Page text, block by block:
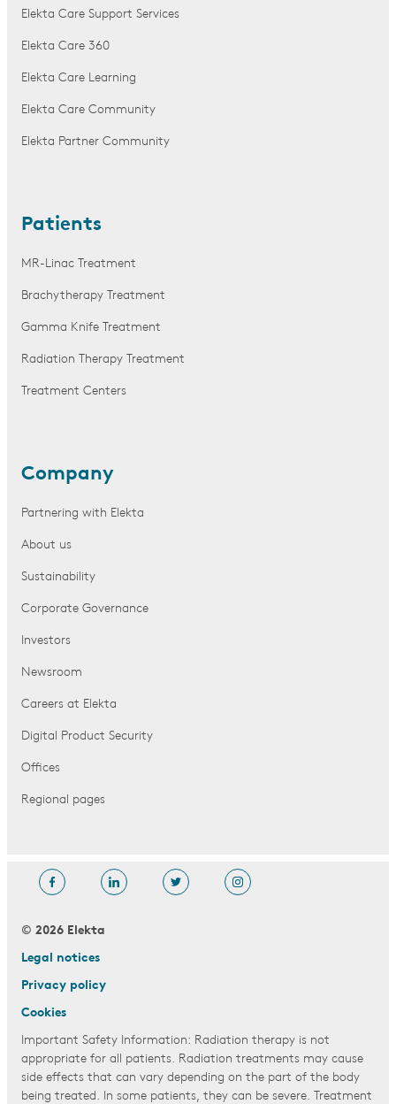
Elekta Care Support Services
Elekta Care 360
Elekta Care Learning
Elekta Care Community
Elekta Partner Community
Patients
MR-Linac Treatment
Brachytherapy Treatment
Gamma Knife Treatment
Radiation Therapy Treatment
Treatment Centers
Company
Partnering with Elekta
About us
Sustainability
Corporate Governance
Investors
Newsroom
Careers at Elekta
Digital Product Security
Offices
Regional pages
© 2026 Elekta
Legal notices
Privacy policy
Cookies
Important Safety Information: Radiation therapy is not
appropriate for all patients. Radiation treatments may cause
side effects that can vary depending on the part of the body
being treated. In some patients, they can be severe. Treatment